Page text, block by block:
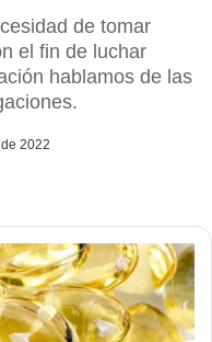
de tomar
el fin de luchar
hablamos de las
2022